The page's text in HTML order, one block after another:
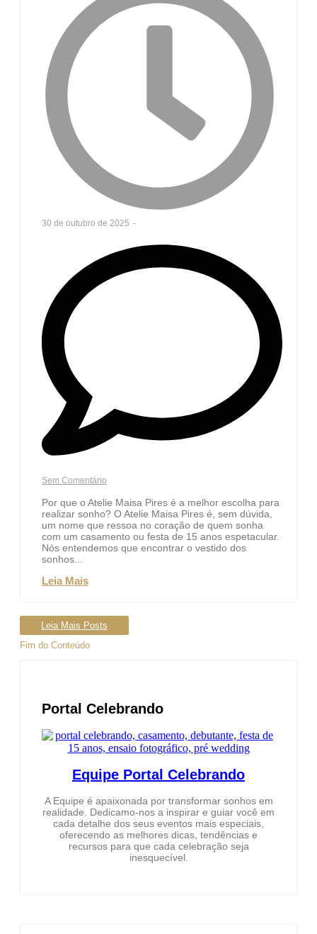
30 de outubro de 2025 -
Sem Comentário
Por que o Atelie Maisa Pires é a melhor escolha para
realizar sonho? O Atelie Maisa Pires é, sem dúvida,
um nome que ressoa no coração de quem sonha
com um casamento ou festa de 15 anos espetacular.
Nós entendemos que encontrar o vestido dos
sonhos...
Leia Mais
Leia Mais Posts
Fim do Conteúdo
Portal Celebrando
Equipe Portal Celebrando
A Equipe é apaixonada por transformar sonhos em
realidade. Dedicamo-nos a inspirar e guiar você em
cada detalhe dos seus eventos mais especiais,
oferecendo as melhores dicas, tendências e
recursos para que cada celebração seja
inesquecível.